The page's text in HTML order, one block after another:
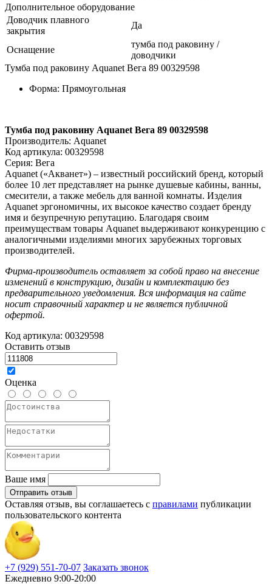
Дополнительное оборудование
Доводчик плавного
закрытия
Да
Оснащение
тумба под раковину /
доводчики
Тумба под раковину Aquanet Вега 89 00329598
Форма: Прямоугольная
Тумба под раковину Aquanet Вега 89 00329598
Производитель: Aquanet
Код артикула: 00329598
Серия: Вега
Aquanet («Акванет») – известный российский бренд, который
более 10 лет представляет на рынке душевые кабины, ванны,
смесители, а также мебель для ванной комнаты. Изделия
Aquanet эргономичны, их высокое качество создает бренду
имя и безупречную репутацию. Благодаря своим
преимуществам товары Aquanet выдерживают конкуренцию с
аналогичными изделиями многих зарубежных торговых
производителей.
Фирма-производитель оставляет за собой право на внесение
изменений в конструкцию, дизайн и комплектацию без
предварительного уведомления. Вся информация на сайте
носит справочный характер и не является публичной
офертой.
Код артикула: 00329598
Оставить отзыв
Оценка
Ваше имя
Отправить отзыв
Оставляя отзыв, вы соглашаетесь c правилами публикации
пользовательского контента
+7 (929) 551-70-07 Заказать звонок
Ежедневно 9:00-20:00